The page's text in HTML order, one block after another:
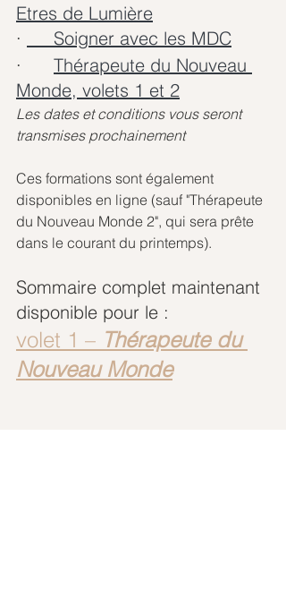
Etres de Lumière
·
     Soigner avec les MDC
· Thérapeute du Nouveau
Monde, volets 1 et 2
Les dates et conditions vous seront
transmises prochainement
Ces formations sont également
disponibles en ligne (sauf "Thérapeute
du Nouveau Monde 2", qui sera prête
dans le courant du printemps).
Sommaire complet maintenant
disponible pour le :
volet 1 – Thérapeute du
Nouveau Monde